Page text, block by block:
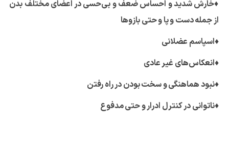
♦
از جمله دست و پا و حتی بازوها
♦اسپاسم عضلانی
♦انعکاس‌های غیر عادی
♦نبود هماهنگی و سخت بودن در راه رفتن
♦ناتوانی در کنترل ادرار و حتی مدفوع